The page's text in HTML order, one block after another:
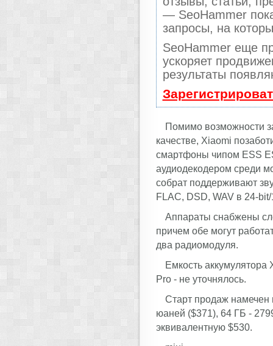
— SeoHammer
запросы, на
SeoHammer еще
ускоряет
результаты
Помимо возможности
качестве, Xiaomi
смартфоны чипом ESS
аудиодекодером среди
собрат поддерживают
FLAC, DSD, WAV в 24-
Аппараты снабжены
причем обе могут
два радиомодуля.
Емкость аккумулятора
Pro - не уточнялось.
Старт продаж намечен
юаней ($371), 64 ГБ -
эквивалентную $530.